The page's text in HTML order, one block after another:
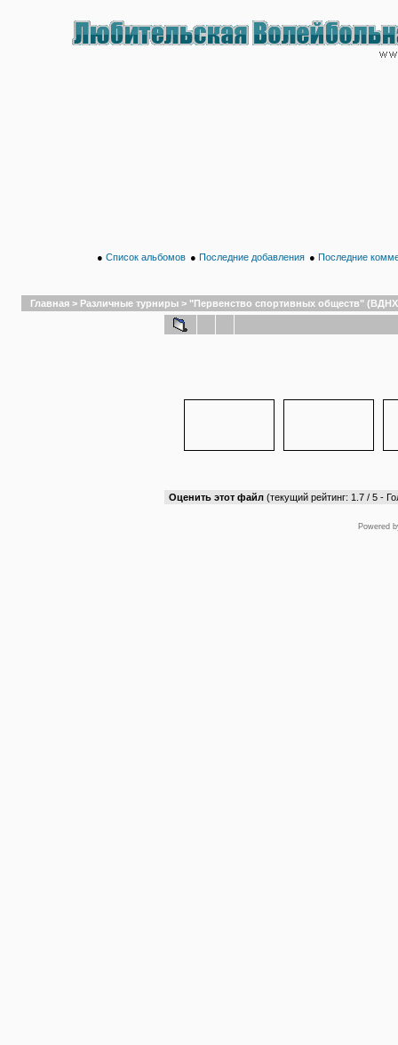
● Список альбомов ● Последние добавления ● Последние
Главная > Различные турниры > "Первенство спортивных обществ"
Оценить этот файл (текущий рейтинг: 1.7 / 5 -
Powered